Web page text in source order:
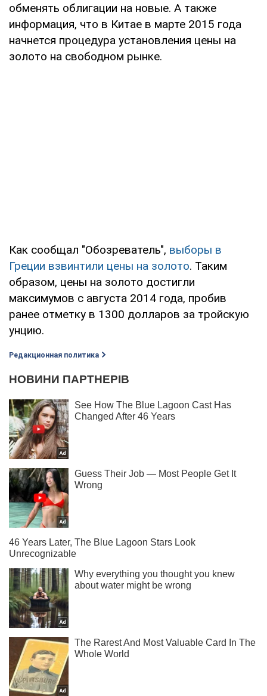
обменять облигации на новые. А также
информация, что в Китае в марте 2015 года
начнется процедура установления цены на
золото на свободном рынке.
Как сообщал "Обозреватель", выборы в
Греции взвинтили цены на золото. Таким
образом, цены на золото достигли
максимумов с августа 2014 года, пробив
ранее отметку в 1300 долларов за тройскую
унцию.
Редакционная политика